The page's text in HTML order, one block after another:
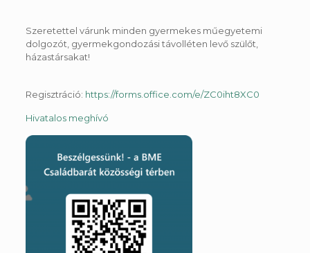
Szeretettel várunk minden gyermekes műegyetemi
dolgozót, gyermekgondozási távolléten levő szülőt,
házastársakat!
Regisztráció: https://forms.office.com/e/ZC0iht8XC0
Hivatalos meghívó